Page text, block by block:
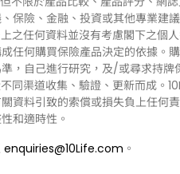
保險、金融、投資或其他專業建
之任何資料並沒有考慮閣下之個
任何購買保險產品決定的依據。
，自己進行研究，及/或尋求持牌
同渠道收集、驗證、更新而成。
資料引致的索償或損失負上任何
和適時性。
enquiries@10Life.com 。